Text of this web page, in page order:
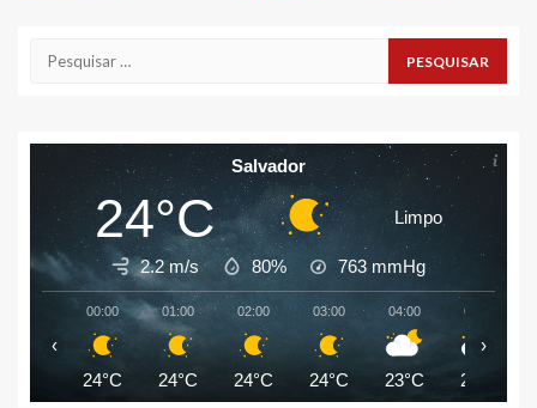
Pesquisar
Salvador
24°C Limpo
2.2 m/s 80% 763 mmHg
00:00
24°C
01:00
24°C
02:00
24°C
03:00
24°C
04:00
23°C
05:00
22°C
‹ ›